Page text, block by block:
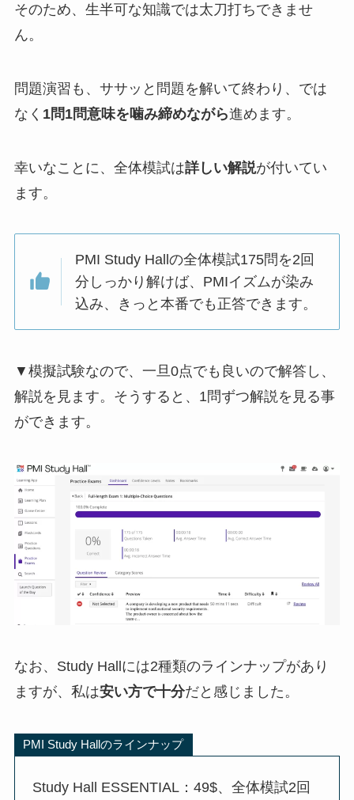
そのため、生半可な知識では太刀打ちできませ
ん。
問題演習も、ササッと問題を解いて終わり、では
なく 1問1問意味を噛み締めながら進めます。
幸いなことに、全体模試は詳しい解説が付いてい
ます。
PMI Study Hallの全体模試175問を2回
分しっかり解けば、PMIイズムが染み
込み、きっと本番でも正答できます。
▼模擬試験なので、一旦0点でも良いので解答し、
解説を見ます。そうすると、1問ずつ解説を見る事
ができます。
なお、Study Hallには2種類のラインナップがあり
ますが、私は安い方で十分だと感じました。
PMI Study Hallのラインナップ
Study Hall ESSENTIAL：49$、全体模試2回